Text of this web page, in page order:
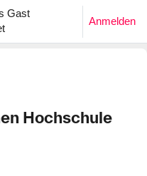
Gast
Anmelden
Hochschule